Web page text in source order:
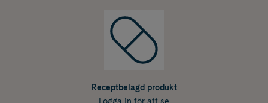
Receptbelagd produkt